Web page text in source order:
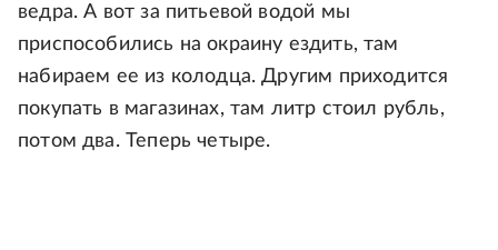
ведра. А вот за питьевой водой мы
приспособились на окраину ездить, там
набираем ее из колодца. Другим приходится
покупать в магазинах, там литр стоил рубль,
потом два. Теперь четыре.